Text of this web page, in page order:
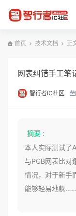
首页 技术文档 正
网表纠错手工笔
智行者IC社区
摘要 :
本人实际测试了
与PCB网表比对
情况，对于新手
能够轻易地躲……